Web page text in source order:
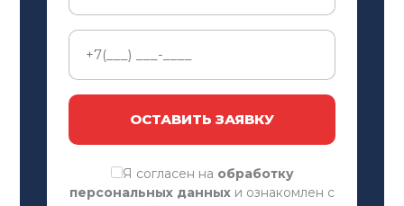
знаниями законодательства и опытом работы с
различными категориями гражданских дел, что
позволяет находить наиболее эффективные
решения даже в сложных ситуациях. Благодаря
индивидуальному подходу к каждому клиенту,
юрист тщательно анализирует обстоятельства
дела и разрабатывает персональную стратегию
ОСТАВИТЬ ЗАЯВКУ
Я согласен на обработку
персональных данных и ознакомлен с